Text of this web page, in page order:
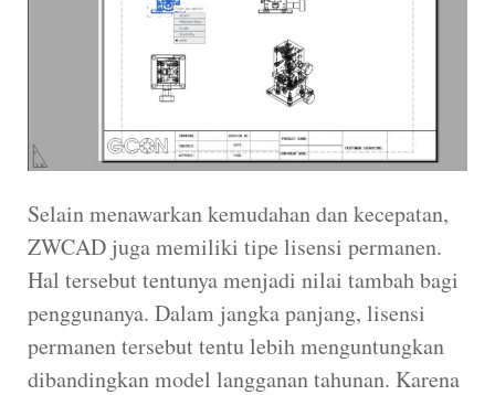
Selain menawarkan kemudahan dan kecepatan,
ZWCAD juga memiliki tipe lisensi permanen.
Hal tersebut tentunya menjadi nilai tambah bagi
penggunanya. Dalam jangka panjang, lisensi
permanen tersebut tentu lebih menguntungkan
dibandingkan model langganan tahunan. Karena